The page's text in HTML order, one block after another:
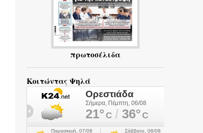
πρωτοσέλιδα
Κοιτώντας Ψηλά